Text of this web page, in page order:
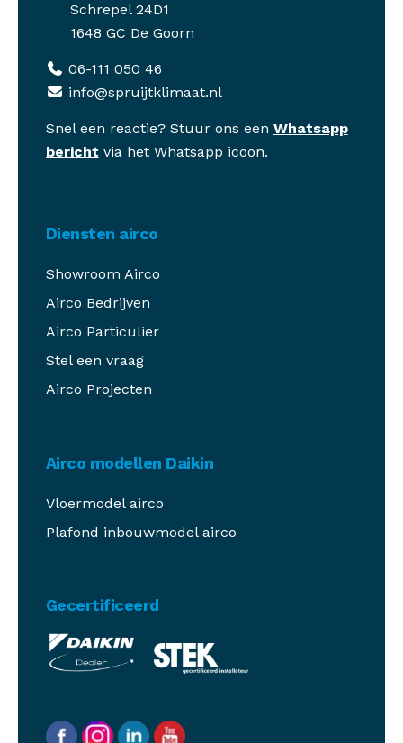
Schrepel 24D1
1648 GC De Goorn
06-111 050 46
info@spruijtklimaat.nl
Snel een reactie? Stuur ons een Whatsapp
bericht via het Whatsapp icoon.
Diensten airco
Showroom Airco
Airco Bedrijven
Airco Particulier
Stel een vraag
Airco Projecten
Airco modellen Daikin
Vloermodel airco
Plafond inbouwmodel airco
Gecertificeerd